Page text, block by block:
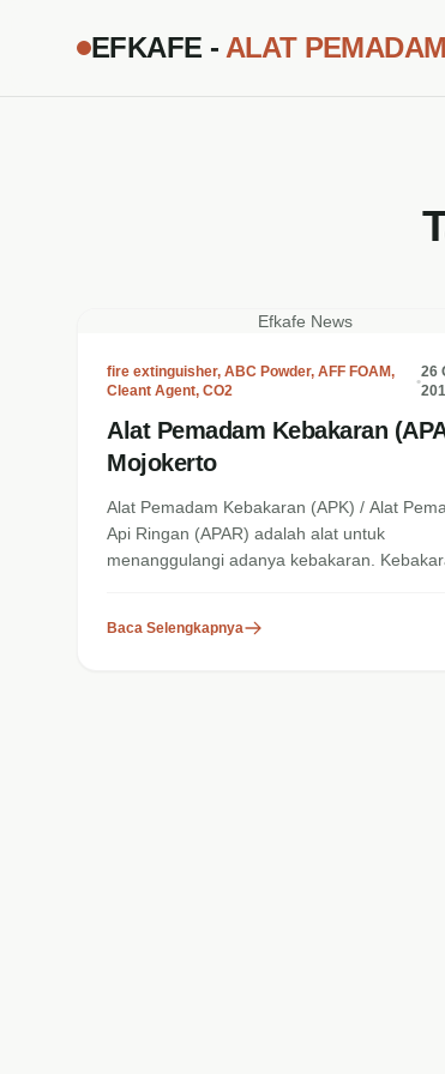
EFKAFE - ALAT
Efkafe News
fire extinguisher, ABC Powder, AFF FOAM,
Cleant Agent, CO2
•
26
Alat Pemadam Kebakaran
Mojokerto
Alat Pemadam Kebakaran (APK) / Alat
Api Ringan (APAR) adalah alat untuk
menanggulangi adanya kebakaran.
Baca Selengkapnya